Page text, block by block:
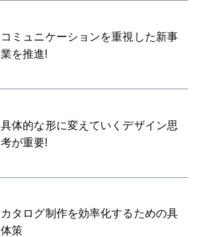
コミュニケーションを重視した新事
業を推進!
具体的な形に変えていくデザイン思
考が重要!
カタログ制作を効率化するための具
体策